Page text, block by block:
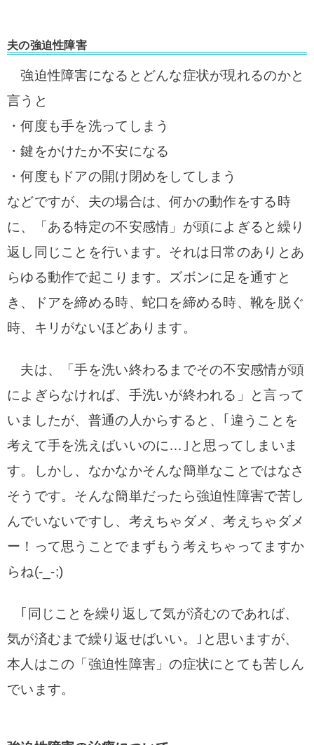
夫の強迫性障害
強迫性障害になるとどんな症状が現れるのかと
言うと
・何度も手を洗ってしまう
・鍵をかけたか不安になる
・何度もドアの開け閉めをしてしまう
などですが、夫の場合は、何かの動作をする時
に、「ある特定の不安感情」が頭によぎると繰り
返し同じことを行います。 それは日常のありとあ
らゆる動作で起こります。
ズボンに足を通すと
き、ドアを締める時、蛇口を締める時、靴を脱ぐ
時、キリがないほどあります。
夫は、「手を洗い終わるまでその不安感情が頭
によぎらなければ、 手洗いが終われる」と言って
いましたが、 普通の人からすると、｢違うことを
考えて手を洗えばいいのに…｣と思ってしまいま
す。しかし、なかなかそんな簡単なことではなさ
そうです。そんな簡単だったら強迫性障害で苦し
んでいないですし、 考えちゃダメ、考えちゃダメ
ー！って思うことでまずもう考えちゃってますか
らね(-_-;)
｢同じことを繰り返して気が済むのであれば、
気が済むまで繰り返せばいい。｣と思いますが、
本人はこの「強迫性障害」の症状にとても苦しん
でいます。